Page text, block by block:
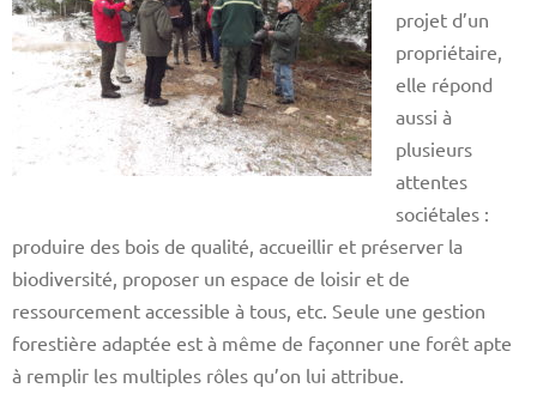
projet d’un
propriétaire,
elle répond
aussi à
plusieurs
attentes
sociétales :
produire des bois de qualité, accueillir et préserver la
biodiversité, proposer un espace de loisir et de
ressourcement accessible à tous, etc. Seule une gestion
forestière adaptée est à même de façonner une forêt apte
à remplir les multiples rôles qu’on lui attribue.